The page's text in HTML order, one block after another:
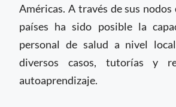
Américas. A través de sus nodos
países ha sido posible la
personal de salud a nivel
diversos casos, tutorías y
autoaprendizaje.